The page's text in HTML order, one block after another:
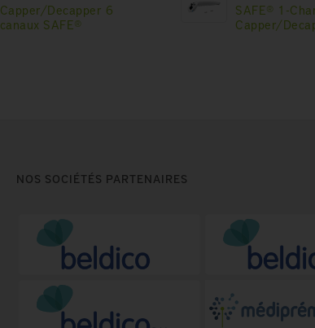
Capper/Decapper 6
canaux SAFE®
SAFE® 1-
Capper/
NOS SOCIÉTÉS PARTENAIRES